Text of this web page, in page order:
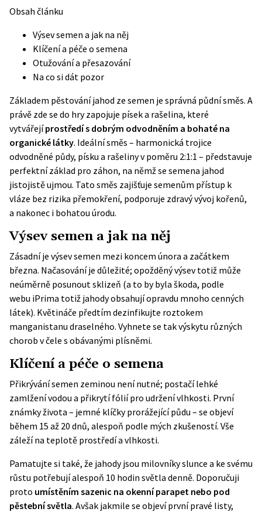
Obsah článku
Výsev semen a jak na něj
Klíčení a péče o semena
Otužování a přesazování
Na co si dát pozor
Základem pěstování jahod ze semen je správná půdní směs. A
právě zde se do hry zapojuje písek a rašelina, které
vytvářejíprostředí s dobrým odvodněním a bohaté na
organické látky. Ideální směs – harmonická trojice
odvodněné půdy, písku a rašeliny v poměru 2:1:1 – představuje
perfektní základ pro záhon, na němž se semena jahod
jistojistě ujmou. Tato směs zajišťuje semenům přístup k
vláze bez rizika přemokření, podporuje zdravý vývoj kořenů,
a nakonec i bohatou úrodu.
Výsev semen a jak na něj
Zásadní je výsev semen mezi koncem února a začátkem
března. Načasování je důležité; opožděný výsev totiž může
neúměrně posunout sklizeň (a to by byla škoda, podle
webu iPrima totiž jahody obsahují opravdu mnoho cenných
látek). Květináče předtím dezinfikujte roztokem
manganistanu draselného. Vyhnete se tak výskytu různých
chorob v čele s obávanými plísněmi.
Klíčení a péče o semena
Přikrývání semen zeminou není nutné; postačí lehké
zamlžení vodou a přikrytí fólií pro udržení vlhkosti. První
známky života – jemné klíčky prorážející půdu – se objeví
během 15 až 20 dnů, alespoň podle mých zkušeností. Vše
záleží na teplotě prostředí a vlhkosti.
Pamatujte si také, že jahody jsou milovníky slunce a ke svému
růstu potřebují alespoň 10 hodin světla denně. Doporučuji
proto umístěním sazenic na okenní parapet nebo pod
pěstební světla. Avšak jakmile se objeví první pravé listy,